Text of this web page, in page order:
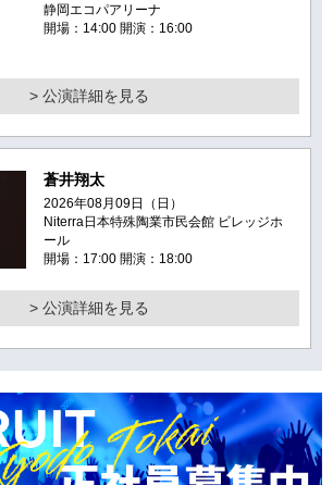
静岡エコパアリーナ
開場：14:00 開演：16:00
> 公演詳細を見る
蒼井翔太
2026年08月09日（日）
Niterra日本特殊陶業市民会館 ビレッジホ
ール
開場：17:00 開演：18:00
> 公演詳細を見る